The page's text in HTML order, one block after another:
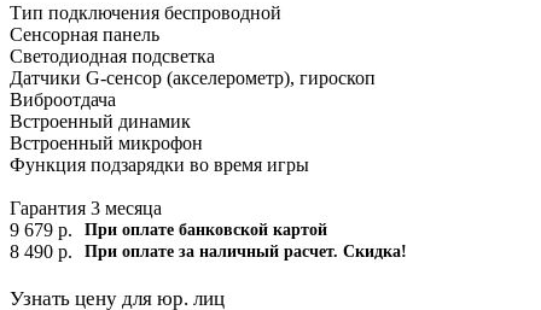
Тип подключения беспроводной
Сенсорная панель
Светодиодная подсветка
Датчики G-сенсор (акселерометр), гироскоп
Виброотдача
Встроенный динамик
Встроенный микрофон
Функция подзарядки во время игры
Гарантия 3 месяца
9 679 р. При оплате банковской картой
8 490 р. При оплате за наличный расчет. Скидка!
Узнать цену для юр. лиц